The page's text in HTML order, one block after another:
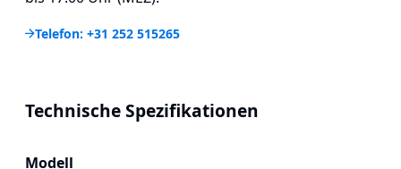
Telefon: +31 252 515265
Technische Spezifikationen
Modell